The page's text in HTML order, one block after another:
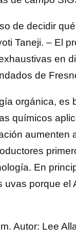
de decidir
Taneji. – El
en
de
orgánica,
químicos
En
uvas porque
Autor: Lee